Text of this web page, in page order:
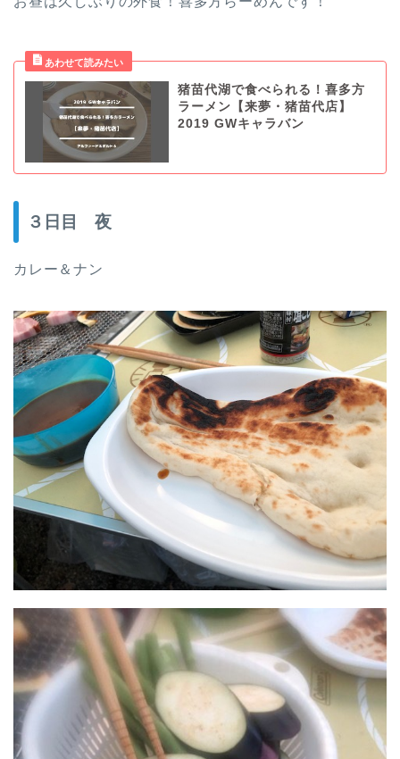
猪苗代湖で食べられる！喜多方
ラーメン【来夢・猪苗代店】
2019 GWキャラバン
３日目 夜
カレー＆ナン